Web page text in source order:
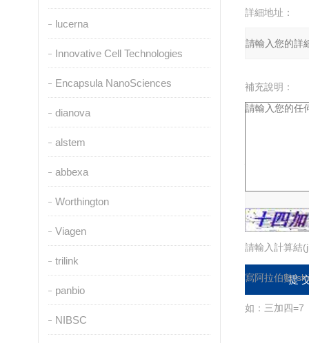
lucerna
Innovative Cell Technologies
Encapsula NanoSciences
dianova
alstem
abbexa
Worthington
Viagen
trilink
panbio
NIBSC
詳細地址：
補充說明：
請輸入計算結
寫阿拉伯數
如：三加四=7